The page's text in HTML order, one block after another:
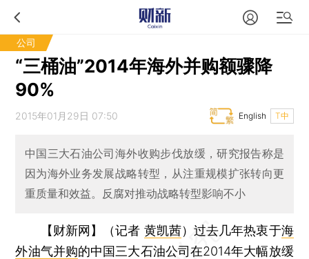
公司
“三桶油”2014年海外并购额骤降
90%
2015年01月29日 07:50 T中
English
中国三大石油公司海外收购步伐放缓，研究报告称是
因为海外业务发展战略转型，从注重规模扩张转向更
重质量和效益。反腐对推动战略转型影响不小
【财新网】（记者 黄凯茜） 过去几年热衷于海
外油气并购的中国三大石油公司在2014年大幅放缓